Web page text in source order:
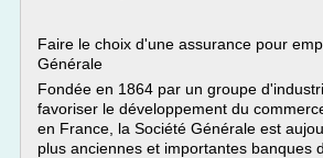
Faire le choix d'une assurance pour
Générale
Fondée en 1864 par un groupe
favoriser le développement du
en France, la Société Générale est
plus anciennes et importantes banques